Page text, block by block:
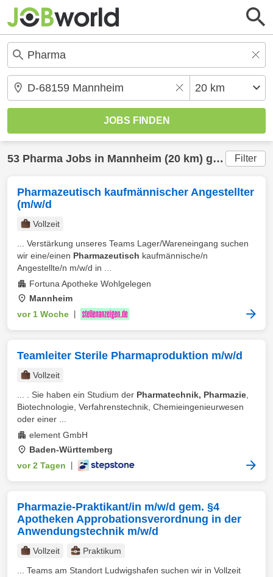
53 Pharma Jobs in Mannheim (20 km) gefunden Filter
Pharmazeutisch kaufmännischer Angestellter
(m/w/d
Vollzeit
... Verstärkung unseres Teams Lager/Wareneingang suchen
wir eine/einen Pharmazeutisch kaufmännische/n
Angestellte/n m/w/d in ...
Fortuna Apotheke Wohlgelegen
Mannheim
vor 1 Woche
Teamleiter Sterile Pharmaproduktion m/w/d
Vollzeit
... . Sie haben ein Studium der Pharmatechnik, Pharmazie
Biotechnologie, Verfahrenstechnik, Chemieingenieurwesen
oder einer ...
element GmbH
Baden-Württemberg
vor 2 Tagen
Pharmazie-Praktikant/in m/w/d gem. §4
Apotheken Approbationsverordnung in der
Anwendungstechnik m/w/d
Vollzeit
Praktikum
... Teams am Standort Ludwigshafen suchen wir in Vollzeit